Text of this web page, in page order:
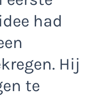
had
Hij
te